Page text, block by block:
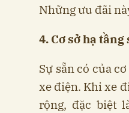
Những ưu đãi
4. Cơ sở hạ
Sự sẵn có của
xe điện. Khi xe
rộng, đặc biệt